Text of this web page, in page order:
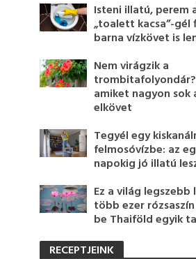
Isteni illatú, perem
„toalett kacsa”-gél
barna vízkövet is
Nem virágzik a
amiket nagyon sok
elkövet
Tegyél egy
felmosóvízbe: az
napokig jó illatú
Ez a világ
több ezer
be Thaiföld egyik
RECEPTJEINK